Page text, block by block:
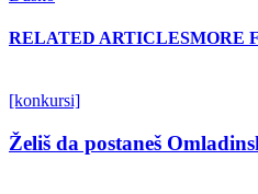
RELATED ARTICLESMORE
[konkursi]
Želiš da postaneš